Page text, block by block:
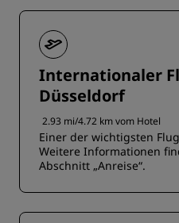
Internationaler
Düsseldorf
2.93 mi/4.72 km vom Hotel
Einer der wichtigsten
Weitere Informationen
Abschnitt „Anreise“.